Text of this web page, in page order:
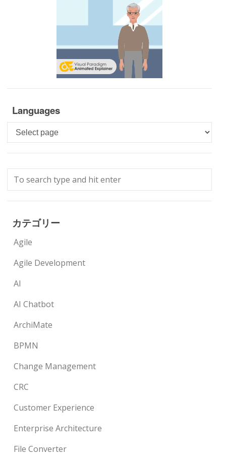
Languages
Languages
カテゴリー
Agile
Agile Development
AI
AI Chatbot
ArchiMate
BPMN
Change Management
CRC
Customer Experience
Enterprise Architecture
File Converter